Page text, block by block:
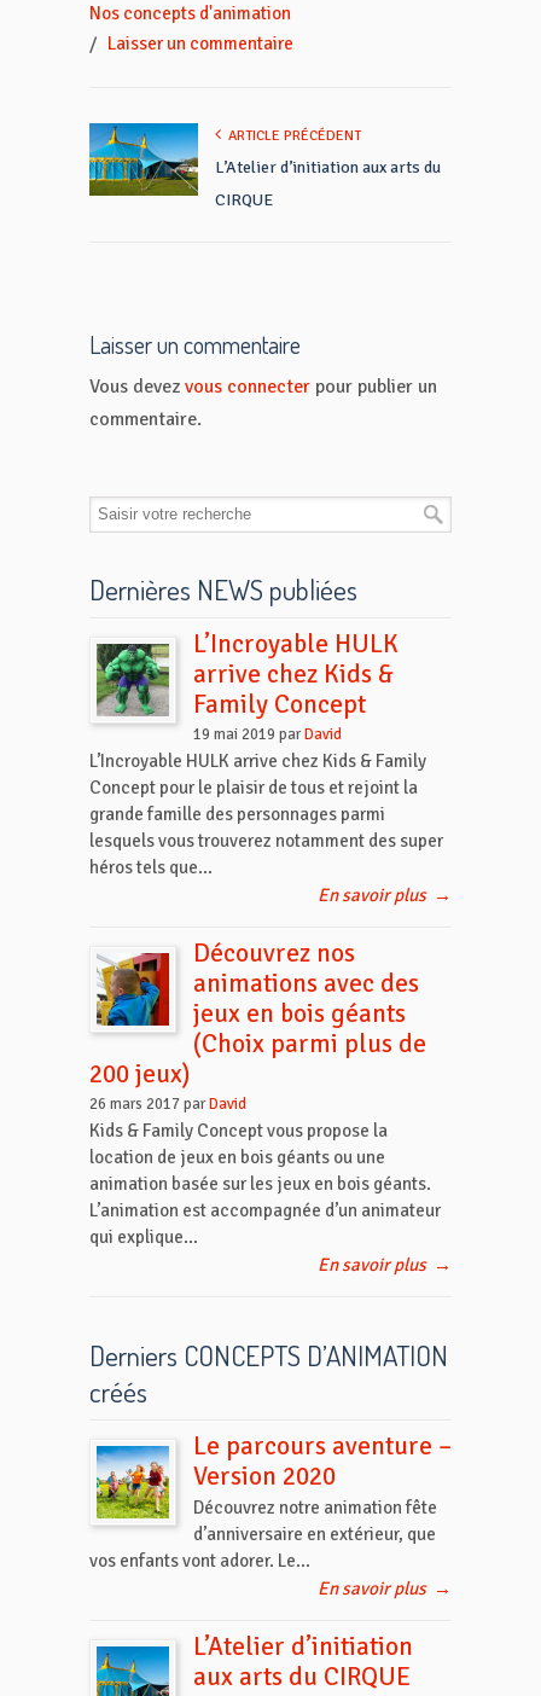
Nos concepts d'animation
/ Laisser un commentaire
ARTICLE PRÉCÉDENT
L’Atelier d’initiation aux arts du
CIRQUE
Laisser un commentaire
Vous devez vous connecter pour publier un
commentaire.
Dernières NEWS publiées
L’Incroyable HULK
arrive chez Kids &
Family Concept
19 mai 2019 parDavid
L’Incroyable HULK arrive chez Kids & Family
Concept pour le plaisir de tous et rejoint la
grande famille des personnages parmi
lesquels vous trouverez notamment des super
héros tels que...
En savoir plus →
Découvrez nos
animations avec des
jeux en bois géants
(Choix parmi plus de
200 jeux)
26 mars 2017 parDavid
Kids & Family Concept vous propose la
location de jeux en bois géants ou une
animation basée sur les jeux en bois géants.
L’animation est accompagnée d’un animateur
qui explique...
En savoir plus →
Derniers CONCEPTS D’ANIMATION
créés
Le parcours aventure –
Version 2020
Découvrez notre animation fête
d’anniversaire en extérieur, que
vos enfants vont adorer. Le...
En savoir plus →
L’Atelier d’initiation
aux arts du CIRQUE